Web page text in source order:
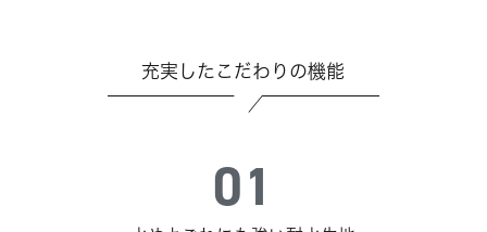
充実したこだわりの機能
01